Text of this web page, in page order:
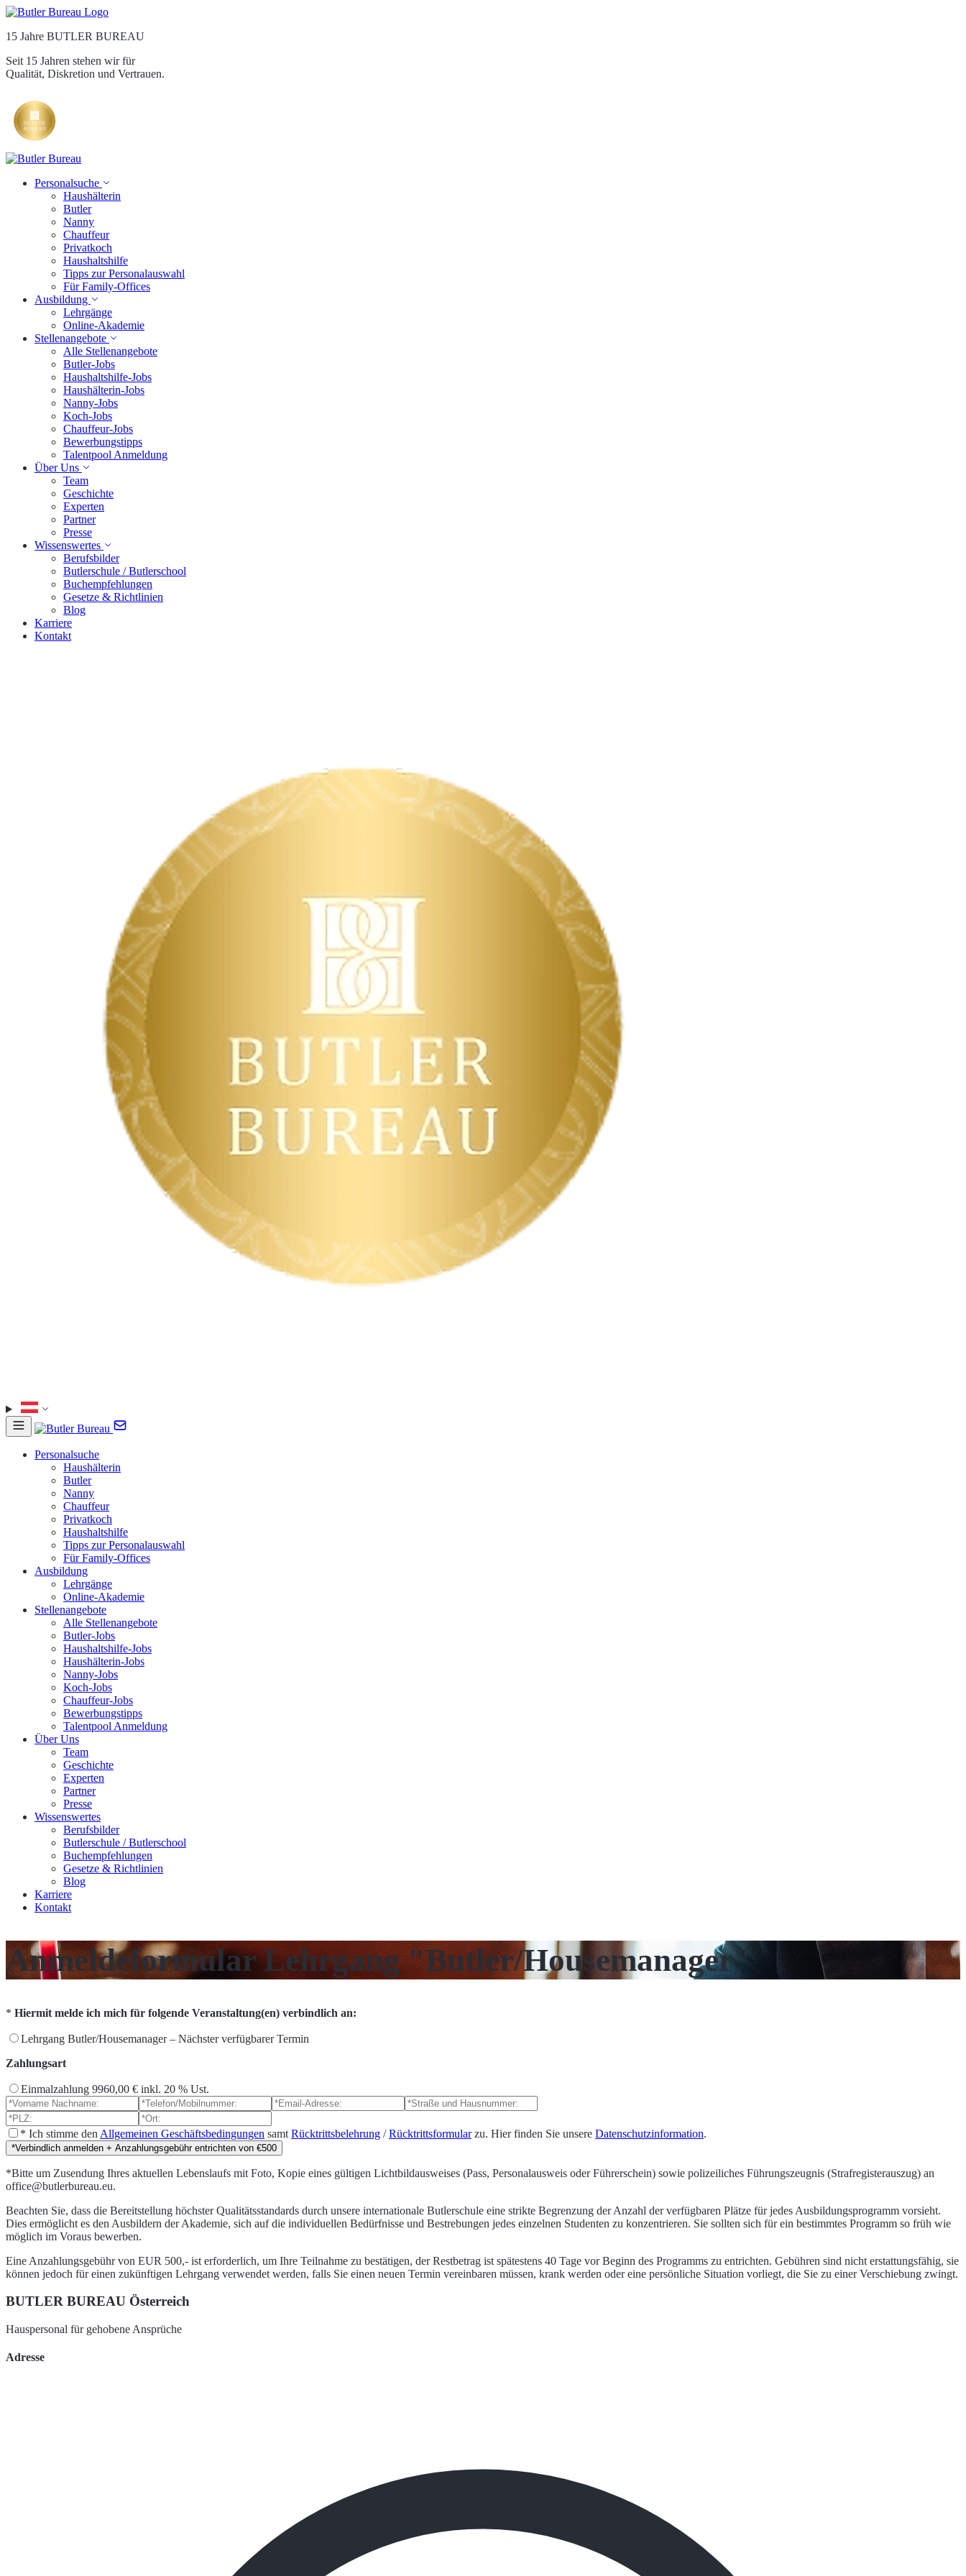
15 Jahre BUTLER BUREAU
Seit 15 Jahren stehen wir für
Qualität, Diskretion und Vertrauen.
Personalsuche
Haushälterin
Butler
Nanny
Chauffeur
Privatkoch
Haushaltshilfe
Tipps zur Personalauswahl
Für Family-Offices
Ausbildung
Lehrgänge
Online-Akademie
Stellenangebote
Alle Stellenangebote
Butler-Jobs
Haushaltshilfe-Jobs
Haushälterin-Jobs
Nanny-Jobs
Koch-Jobs
Chauffeur-Jobs
Bewerbungstipps
Talentpool Anmeldung
Über Uns
Team
Geschichte
Experten
Partner
Presse
Wissenswertes
Berufsbilder
Butlerschule / Butlerschool
Buchempfehlungen
Gesetze & Richtlinien
Blog
Karriere
Kontakt
Personalsuche
Haushälterin
Butler
Nanny
Chauffeur
Privatkoch
Haushaltshilfe
Tipps zur Personalauswahl
Für Family-Offices
Ausbildung
Lehrgänge
Online-Akademie
Stellenangebote
Alle Stellenangebote
Butler-Jobs
Haushaltshilfe-Jobs
Haushälterin-Jobs
Nanny-Jobs
Koch-Jobs
Chauffeur-Jobs
Bewerbungstipps
Talentpool Anmeldung
Über Uns
Team
Geschichte
Experten
Partner
Presse
Wissenswertes
Berufsbilder
Butlerschule / Butlerschool
Buchempfehlungen
Gesetze & Richtlinien
Blog
Karriere
Kontakt
Anmeldeformular Lehrgang "Butler/Housemanager"
* Hiermit melde ich mich für folgende Veranstaltung(en) verbindlich an:
Lehrgang Butler/Housemanager – Nächster verfügbarer Termin
Zahlungsart
Einmalzahlung 9960,00 € inkl. 20 % Ust.
* Ich stimme den Allgemeinen Geschäftsbedingungen samt Rücktrittsbelehrung / Rücktrittsformular zu. Hier finden Sie unsere Datenschutzinformation.
*Verbindlich anmelden + Anzahlungsgebühr entrichten von €500
*Bitte um Zusendung Ihres aktuellen Lebenslaufs mit Foto, Kopie eines gültigen Lichtbildausweises (Pass, Personalausweis oder Führerschein) sowie polizeiliches Führungszeugnis (Strafregisterauszug) an
office@butlerbureau.eu.
Beachten Sie, dass die Bereitstellung höchster Qualitätsstandards durch unsere internationale Butlerschule eine strikte Begrenzung der Anzahl der verfügbaren Plätze für jedes Ausbildungsprogramm vorsieht.
Dies ermöglicht es den Ausbildern der Akademie, sich auf die individuellen Bedürfnisse und Bestrebungen jedes einzelnen Studenten zu konzentrieren. Sie sollten sich für ein bestimmtes Programm so früh wie
möglich im Voraus bewerben.
Eine Anzahlungsgebühr von EUR 500,- ist erforderlich, um Ihre Teilnahme zu bestätigen, der Restbetrag ist spätestens 40 Tage vor Beginn des Programms zu entrichten. Gebühren sind nicht erstattungsfähig, sie
können jedoch für einen zukünftigen Lehrgang verwendet werden, falls Sie einen neuen Termin vereinbaren müssen, krank werden oder eine persönliche Situation vorliegt, die Sie zu einer Verschiebung zwingt.
BUTLER BUREAU Österreich
Hauspersonal für gehobene Ansprüche
Adresse